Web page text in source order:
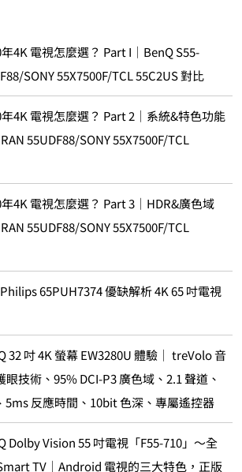
年4K 電視怎麼選？ Part I｜BenQ S55-
SONY 55X7500F/TCL 55C2US 對比
年4K 電視怎麼選？ Part 2｜系統&特色功能
55UDF88/SONY 55X7500F/TCL
年4K 電視怎麼選？ Part 3｜HDR&廣色域
55UDF88/SONY 55X7500F/TCL
65PUH7374 優缺解析 4K 65 吋電視
32 吋 4K 螢幕 EW3280U 體驗｜ treVolo 音
技術、95% DCI-P3 廣色域、2.1 聲道、
5ms 反應時間、10bit 色深、專屬遙控器
Dolby Vision 55 吋電視「F55-710」～全
TV｜Android 電視的三大特色，正版